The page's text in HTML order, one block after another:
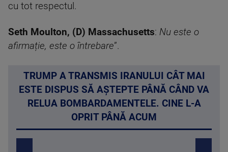
cu tot respectul.
Seth Moulton, (D) Massachusetts: Nu este o
afirmație, este o întrebare”.
TRUMP A TRANSMIS IRANULUI CÂT MAI
ESTE DISPUS SĂ AȘTEPTE PÂNĂ CÂND VA
RELUA BOMBARDAMENTELE. CINE L-A
OPRIT PÂNĂ ACUM